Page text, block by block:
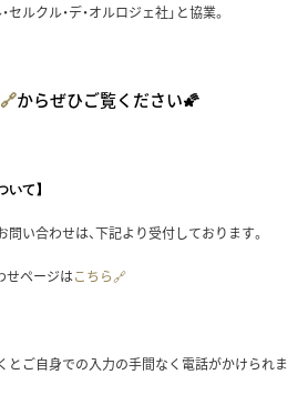
ルクル・デ・オルロジェ社」と協業。
からぜひご覧ください🌠
いて】
い合わせは、下記より受付しております。
せページはこちら🔗
ご自身での入力の手間なく電話がかけられま